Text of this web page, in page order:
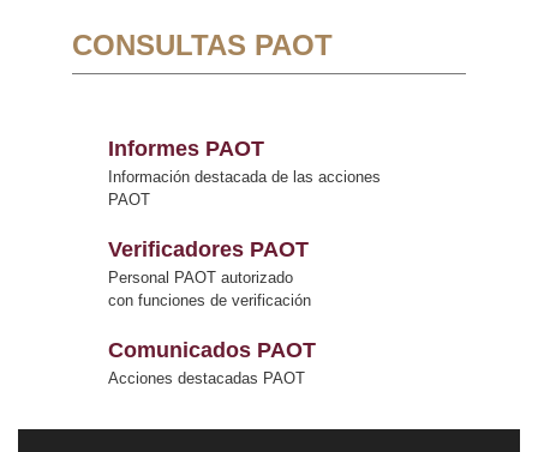
CONSULTAS PAOT
Informes PAOT
Información destacada de las acciones
PAOT
Verificadores PAOT
Personal PAOT autorizado
con funciones de verificación
Comunicados PAOT
Acciones destacadas PAOT